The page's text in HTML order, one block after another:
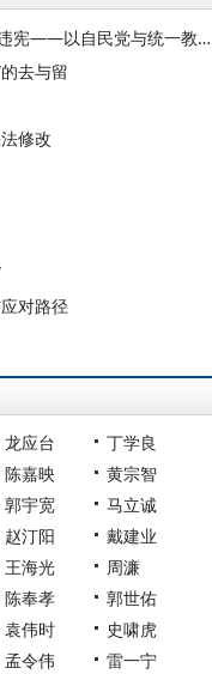
赵刚：战后日本“政教分离”原则下的政治违宪——以自民党与统一教的关联为例
去与留
修改
对路径
龙应台
丁学良
陈嘉映
黄宗智
郭宇宽
马立诚
赵汀阳
戴建业
王海光
周濂
陈奉孝
郭世佑
袁伟时
史啸虎
孟令伟 雷一宁